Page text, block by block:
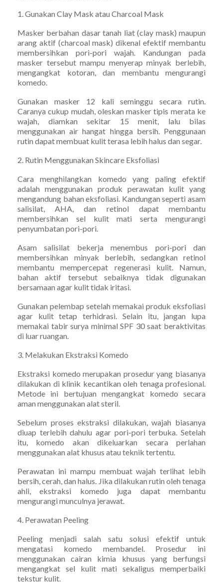
1. Gunakan Clay Mask atau Charcoal Mask
Masker berbahan dasar tanah liat (clay mask) maupun
arang aktif (charcoal mask) dikenal efektif membantu
membersihkan pori-pori wajah. Kandungan pada
masker tersebut mampu menyerap minyak berlebih,
mengangkat kotoran, dan membantu mengurangi
komedo.
Gunakan masker 12 kali seminggu secara rutin.
Caranya cukup mudah, oleskan masker tipis merata ke
wajah, diamkan sekitar 15 menit, lalu bilas
menggunakan air hangat hingga bersih. Penggunaan
rutin dapat membuat kulit terasa lebih halus dan segar.
2. Rutin Menggunakan Skincare Eksfoliasi
Cara menghilangkan komedo yang paling efektif
adalah menggunakan produk perawatan kulit yang
mengandung bahan eksfoliasi. Kandungan seperti asam
salisilat, AHA, dan retinol dapat membantu
membersihkan sel kulit mati serta mengurangi
penyumbatan pori-pori.
Asam salisilat bekerja menembus pori-pori dan
membersihkan minyak berlebih, sedangkan retinol
membantu mempercepat regenerasi kulit. Namun,
bahan aktif tersebut sebaiknya tidak digunakan
bersamaan agar kulit tidak iritasi.
Gunakan pelembap setelah memakai produk eksfoliasi
agar kulit tetap terhidrasi. Selain itu, jangan lupa
memakai tabir surya minimal SPF 30 saat beraktivitas
di luar ruangan.
3. Melakukan Ekstraksi Komedo
Ekstraksi komedo merupakan prosedur yang biasanya
dilakukan di klinik kecantikan oleh tenaga profesional.
Metode ini bertujuan mengangkat komedo secara
aman menggunakan alat steril.
Sebelum proses ekstraksi dilakukan, wajah biasanya
diuap terlebih dahulu agar pori-pori terbuka. Setelah
itu, komedo akan dikeluarkan secara perlahan
menggunakan alat khusus atau teknik tertentu.
Perawatan ini mampu membuat wajah terlihat lebih
bersih, cerah, dan halus. Jika dilakukan rutin oleh tenaga
ahli, ekstraksi komedo juga dapat membantu
mengurangi munculnya jerawat.
4. Perawatan Peeling
Peeling menjadi salah satu solusi efektif untuk
mengatasi komedo membandel. Prosedur ini
menggunakan cairan kimia khusus yang berfungsi
mengangkat sel kulit mati sekaligus memperbaiki
tekstur kulit.